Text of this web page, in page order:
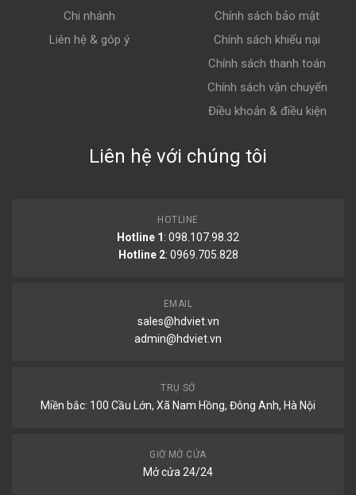
Chi nhánh
Liên hệ & góp ý
Chính sách bảo mật
Chính sách khiếu nại
Chính sách thanh toán
Chính sách vận chuyển
Điều khoản & điều kiện
Liên hệ với chúng tôi
HOTLINE
Hotline 1 : 098.107.98.32
Hotline 2: 0969.705.828
EMAIL
sales@hdviet.vn
admin@hdviet.vn
TRỤ SỞ
Miền bắc: 100 Cầu Lớn, Xã Nam Hồng, Đông Anh, Hà Nội
GIỜ MỞ CỬA
Mở cửa 24/24